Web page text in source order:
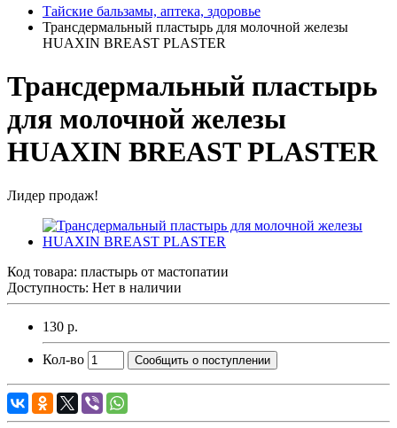
Тайские бальзамы, аптека, здоровье
Трансдермальный пластырь для молочной железы
HUAXIN BREAST PLASTER
Трансдермальный пластырь
для молочной железы
HUAXIN BREAST PLASTER
Лидер продаж!
Код товара: пластырь от мастопатии
Доступность: Нет в наличии
130 р.
Кол-во Сообщить о поступлении